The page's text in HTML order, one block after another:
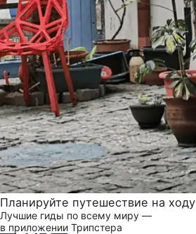
Планируйте путешествие на ходу
Лучшие гиды по всему миру —
в приложении Трипстера